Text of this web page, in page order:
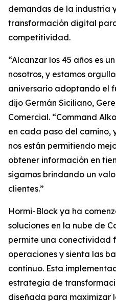
demandas de la industria
transformación digital
competitividad.
“Alcanzar los 45 años es
nosotros, y estamos
aniversario adoptando el
dijo Germán Siciliano,
Comercial. “Command
en cada paso del camino,
nos están permitiendo
obtener información en
sigamos brindando un
clientes.”
Hormi-Block ya ha
soluciones en la nube de
permite una conectividad
operaciones y sienta las
continuo. Esta
estrategia de
diseñada para maximizar